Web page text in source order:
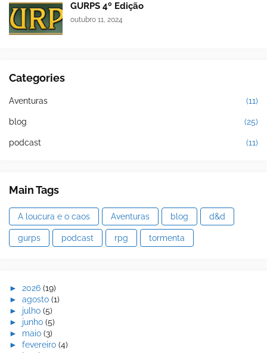
GURPS 4º Edição
outubro 11, 2024
Categories
Aventuras (11)
blog (25)
podcast (11)
Main Tags
A loucura e o caos Aventuras blog d&d
gurps podcast rpg tormenta
► 2026 (19)
► agosto (1)
► julho (5)
► junho (5)
► maio (3)
► fevereiro (4)